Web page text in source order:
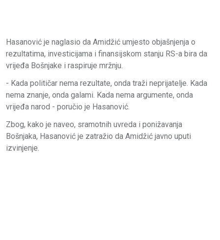
Hasanović je naglasio da Amidžić umjesto objašnjenja o
rezultatima, investicijama i finansijskom stanju RS-a bira da
vrijeđa Bošnjake i raspiruje mržnju.
- Kada političar nema rezultate, onda traži neprijatelje. Kada
nema znanje, onda galami. Kada nema argumente, onda
vrijeđa narod - poručio je Hasanović.
Zbog, kako je naveo, sramotnih uvreda i ponižavanja
Bošnjaka, Hasanović je zatražio da Amidžić javno uputi
izvinjenje.